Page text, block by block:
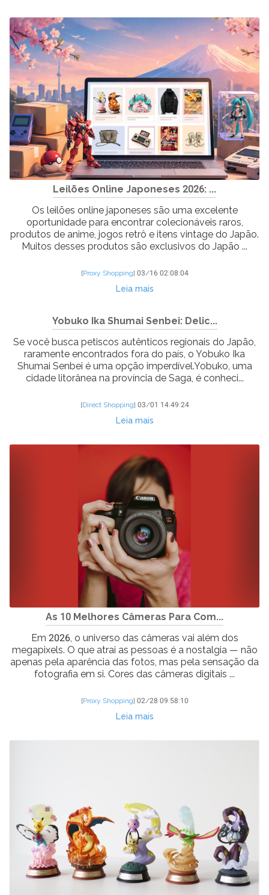
Leilões Online Japoneses 2026: ...
Os leilões online japoneses são uma excelente
oportunidade para encontrar colecionáveis raros,
produtos de anime, jogos retrô e itens vintage do Japão.
Muitos desses produtos são exclusivos do Japão ...
[Proxy Shopping] 03/16 02:08:04
Leia mais
Yobuko Ika Shumai Senbei: Delic...
Se você busca petiscos autênticos regionais do Japão,
raramente encontrados fora do país, o Yobuko Ika
Shumai Senbei é uma opção imperdível.Yobuko, uma
cidade litorânea na província de Saga, é conheci...
[Direct Shopping] 03/01 14:49:24
Leia mais
As 10 Melhores Câmeras Para Com...
Em 2026, o universo das câmeras vai além dos
megapixels. O que atrai as pessoas é a nostalgia — não
apenas pela aparência das fotos, mas pela sensação da
fotografia em si. Cores das câmeras digitais ...
[Proxy Shopping] 02/28 09:58:10
Leia mais